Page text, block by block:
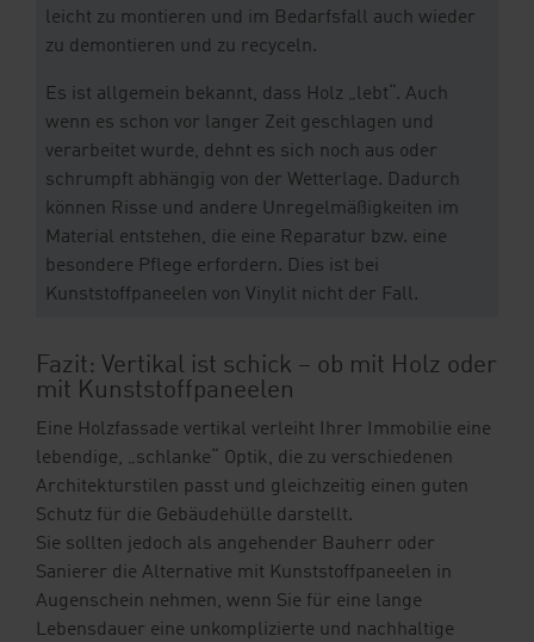
leicht zu montieren und im Bedarfsfall auch wieder
zu demontieren und zu recyceln.
Es ist allgemein bekannt, dass Holz „lebt“. Auch
wenn es schon vor langer Zeit geschlagen und
verarbeitet wurde, dehnt es sich noch aus oder
schrumpft abhängig von der Wetterlage. Dadurch
können Risse und andere Unregelmäßigkeiten im
Material entstehen, die eine Reparatur bzw. eine
besondere Pflege erfordern. Dies ist bei
Kunststoffpaneelen von Vinylit nicht der Fall.
Fazit: Vertikal ist schick – ob mit Holz oder
mit Kunststoffpaneelen
Eine Holzfassade vertikal verleiht Ihrer Immobilie eine
lebendige, „schlanke“ Optik, die zu verschiedenen
Architekturstilen passt und gleichzeitig einen guten
Schutz für die Gebäudehülle darstellt.
Sie sollten jedoch als angehender Bauherr oder
Sanierer die Alternative mit Kunststoffpaneelen in
Augenschein nehmen, wenn Sie für eine lange
Lebensdauer eine unkomplizierte und nachhaltige